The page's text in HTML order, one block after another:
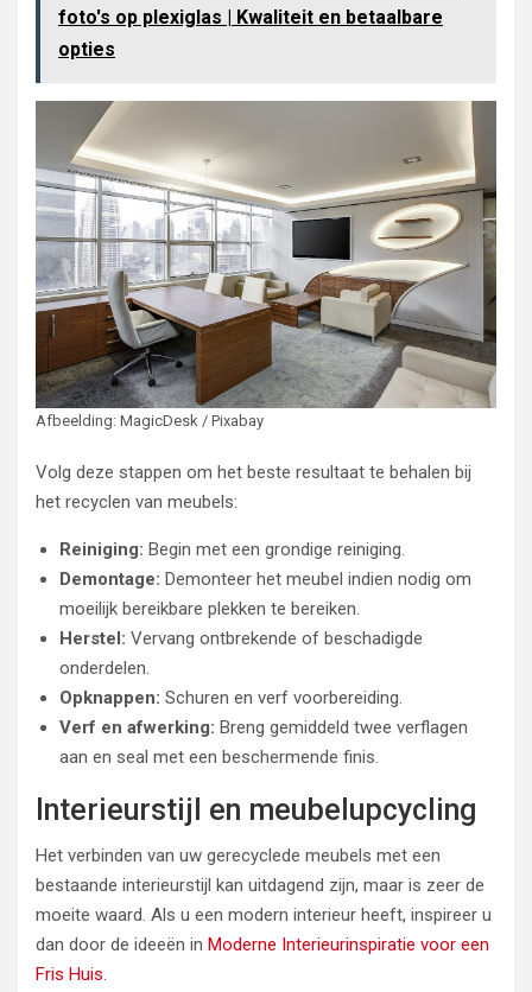
foto's op plexiglas | Kwaliteit en betaalbare
opties
Afbeelding: MagicDesk / Pixabay
Volg deze stappen om het beste resultaat te behalen bij
het recyclen van meubels:
Reiniging: Begin met een grondige reiniging.
Demontage: Demonteer het meubel indien nodig om
moeilijk bereikbare plekken te bereiken.
Herstel: Vervang ontbrekende of beschadigde
onderdelen.
Opknappen: Schuren en verf voorbereiding.
Verf en afwerking: Breng gemiddeld twee verflagen
aan en seal met een beschermende finis.
Interieurstijl en meubelupcycling
Het verbinden van uw gerecyclede meubels met een
bestaande interieurstijl kan uitdagend zijn, maar is zeer de
moeite waard. Als u een modern interieur heeft, inspireer u
dan door de ideeën in Moderne Interieurinspiratie voor een
Fris Huis.